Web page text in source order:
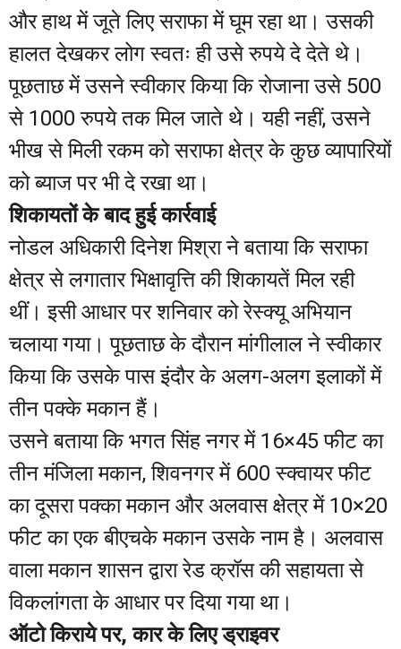
और हाथ में जूते लिए सराफा में घूम रहा था। उसकी
हालत देखकर लोग स्वतः ही उसे रुपये दे देते थे।
पूछताछ में उसने स्वीकार किया कि रोजाना उसे 500
से 1000 रुपये तक मिल जाते थे। यही नहीं, उसने
भीख से मिली रकम को सराफा क्षेत्र के कुछ व्यापारियों
को ब्याज पर भी दे रखा था।
शिकायतों के बाद हुई कार्रवाई
नोडल अधिकारी दिनेश मिश्रा ने बताया कि सराफा
क्षेत्र से लगातार भिक्षावृत्ति की शिकायतें मिल रही
थीं। इसी आधार पर शनिवार को रेस्क्यू अभियान
चलाया गया। पूछताछ के दौरान मांगीलाल ने स्वीकार
किया कि उसके पास इंदौर के अलग-अलग इलाकों में
तीन पक्के मकान हैं।
उसने बताया कि भगत सिंह नगर में 16×45 फीट का
तीन मंजिला मकान, शिवनगर में 600 स्क्वायर फीट
का दूसरा पक्का मकान और अलवास क्षेत्र में 10×20
फीट का एक बीएचके मकान उसके नाम है। अलवास
वाला मकान शासन द्वारा रेड क्रॉस की सहायता से
विकलांगता के आधार पर दिया गया था।
ऑटो किराये पर, कार के लिए ड्राइवर